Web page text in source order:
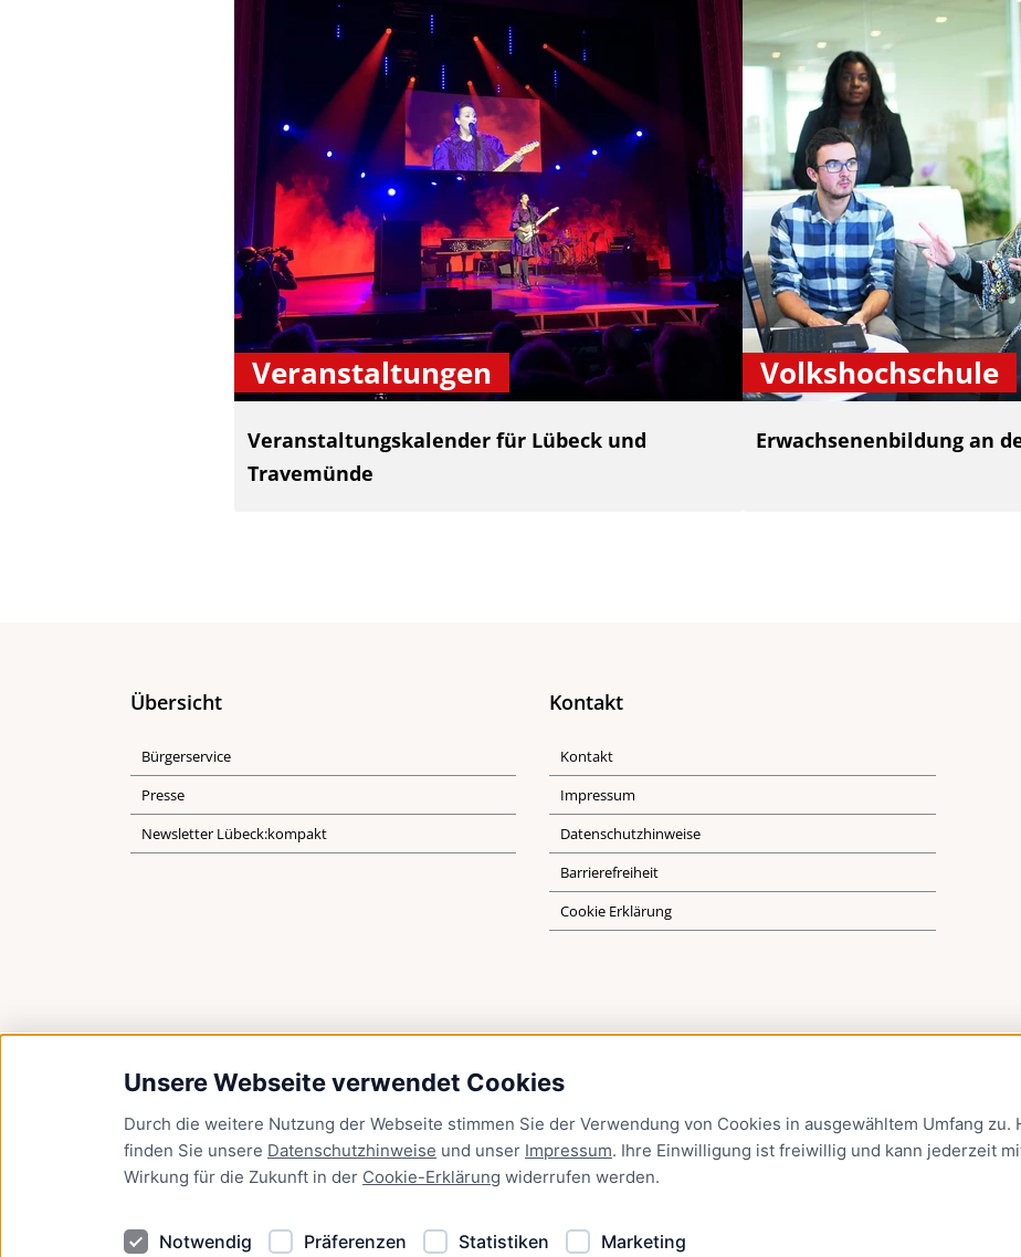
Unsere Webseite verwendet Cookies
Durch die weitere Nutzung der Webseite stimmen Sie der Verwendung von Cookies in ausgewähltem Umfang zu.
finden Sie unsere Datenschutzhinweise und unser Impressum. Ihre Einwilligung ist freiwillig und kann jederzeit
Wirkung für die Zukunft in der Cookie-Erklärung widerrufen werden.
Notwendig Präferenzen Statistiken Marketing
Veranstaltungen
Veranstaltungskalender für Lübeck und
Travemünde
Volkshochschule
Erwachsenenbildung an
Übersicht
Bürgerservice
Presse
Newsletter Lübeck:kompakt
Kontakt
Kontakt
Impressum
Datenschutzhinweise
Barrierefreiheit
Cookie Erklärung